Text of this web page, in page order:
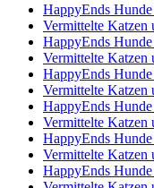
HappyEnds
Vermittelte Katzen
HappyEnds
Vermittelte Katzen
HappyEnds
Vermittelte Katzen
HappyEnds
Vermittelte Katzen
HappyEnds
Vermittelte Katzen
HappyEnds Hunde